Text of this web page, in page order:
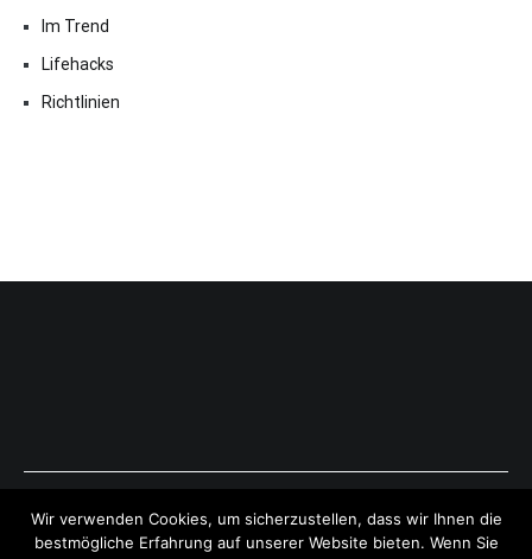
Im Trend
Lifehacks
Richtlinien
Copyright © 2026ExpressAntworten.com . All rights reserved.
Theme:Cenote by ThemeGrill. Powered byWordPress .
Wir verwenden Cookies, um sicherzustellen, dass wir Ihnen die
bestmögliche Erfahrung auf unserer Website bieten. Wenn Sie